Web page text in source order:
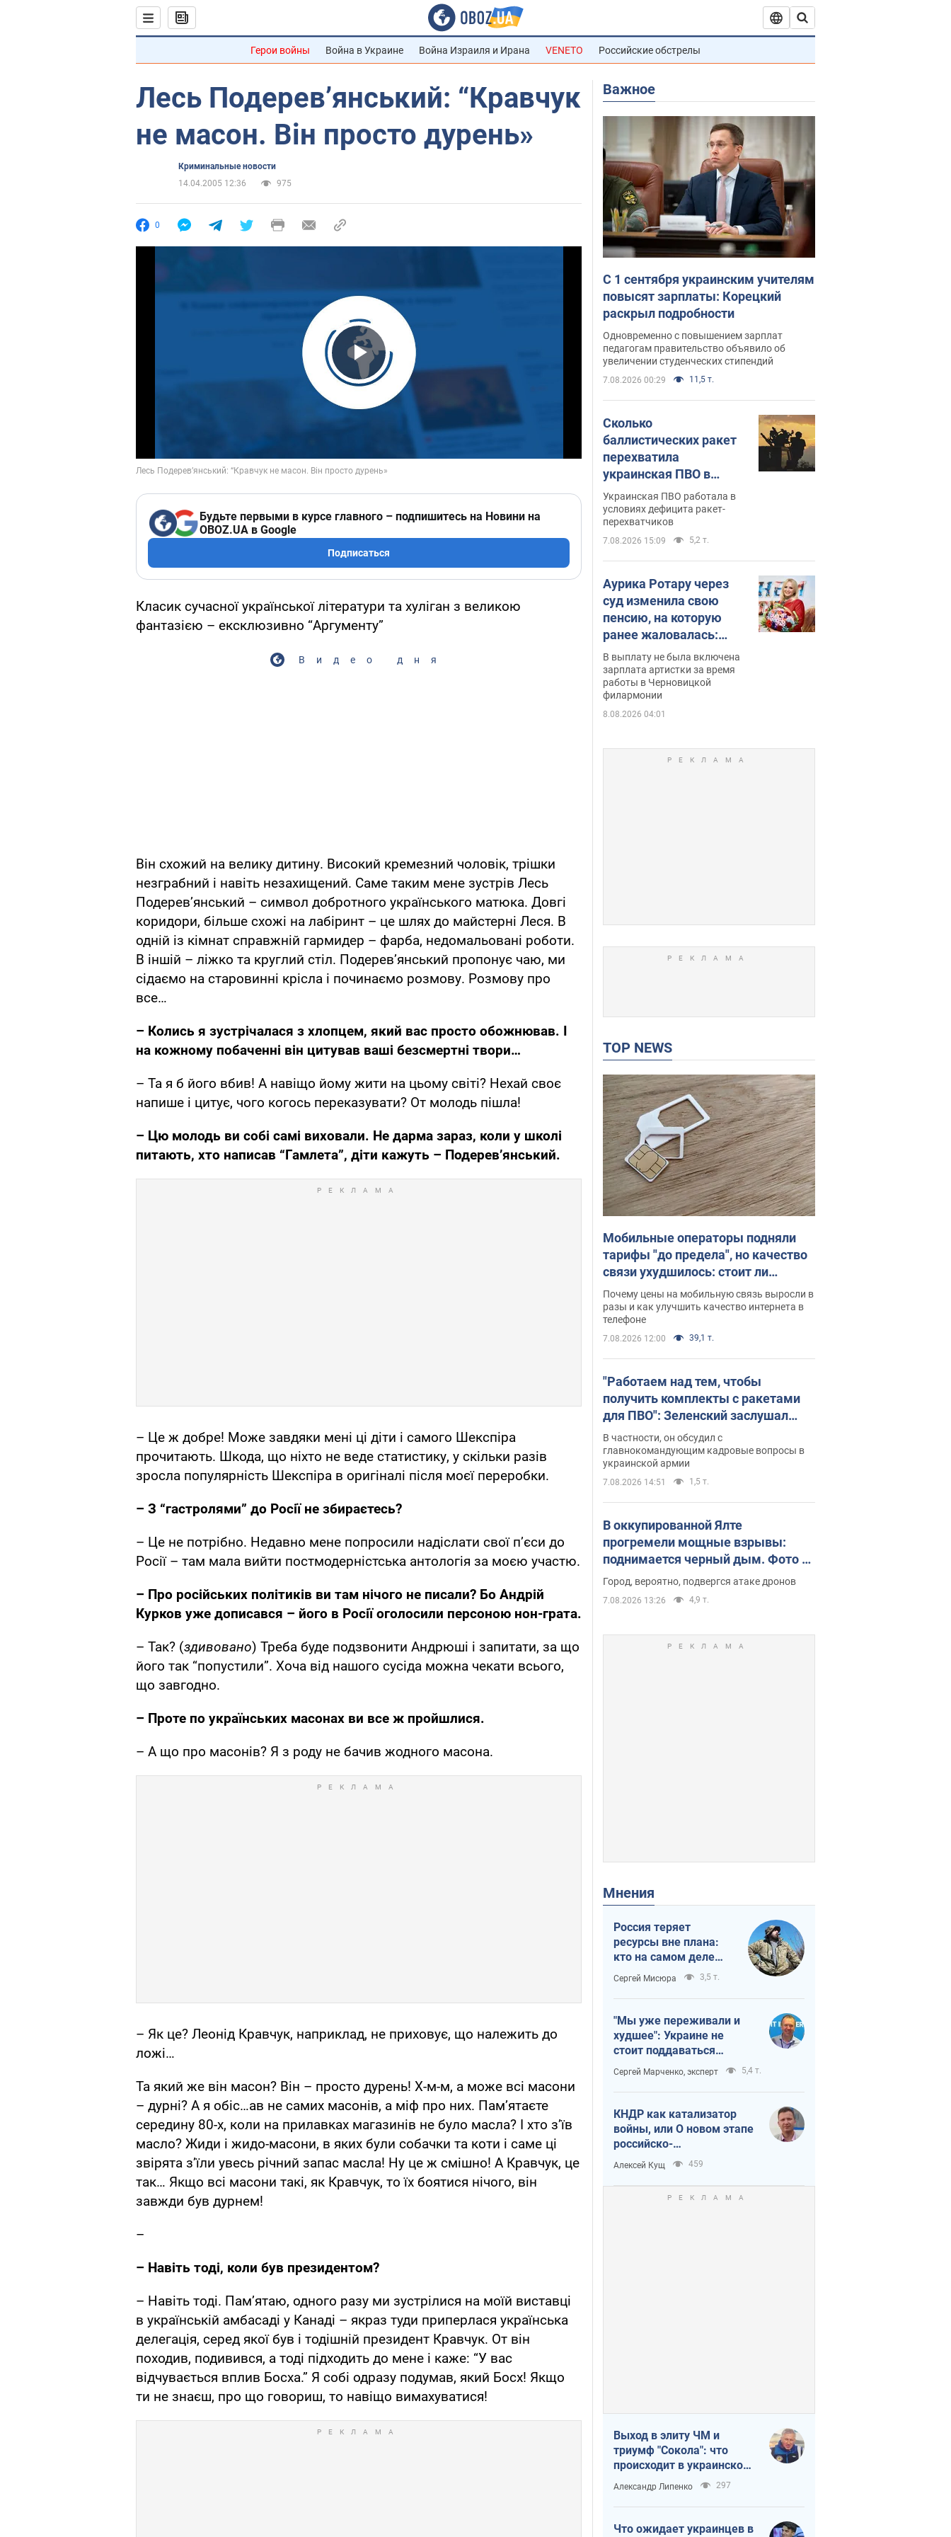
Герои войны Война в Украине Война Израиля и Ирана VENETO Российские обстрелы
Лесь Подерев’янський: “Кравчук
не масон. Він просто дурень»
Криминальные новости
14.04.2005 12:36
975
0
Play Video
Будьте первыми в курсе главного – подпишитесь на Новини на
OBOZ.UA в Google
Подписаться
Класик сучасної української літератури та хуліган з великою
фантазією – ексклюзивно “Аргументу”
Видео дня
Він схожий на велику дитину. Високий кремезний чоловік, трішки
незграбний і навіть незахищений. Саме таким мене зустрів Лесь
Подерев’янський – символ добротного українського матюка. Довгі
коридори, більше схожі на лабіринт – це шлях до майстерні Леся. В
одній із кімнат справжній гармидер – фарба, недомальовані роботи.
В іншій – ліжко та круглий стіл. Подерев’янський пропонує чаю, ми
сідаємо на старовинні крісла і починаємо розмову. Розмову про
все…
– Колись я зустрічалася з хлопцем, який вас просто обожнював. І
на кожному побаченні він цитував ваші безсмертні твори…
– Та я б його вбив! А навіщо йому жити на цьому світі? Нехай своє
напише і цитує, чого когось переказувати? От молодь пішла!
– Цю молодь ви собі самі виховали. Не дарма зараз, коли у школі
питають, хто написав “Гамлета”, діти кажуть – Подерев’янський.
– Це ж добре! Може завдяки мені ці діти і самого Шекспіра
прочитають. Шкода, що ніхто не веде статистику, у скільки разів
зросла популярність Шекспіра в оригіналі після моєї переробки.
– З “гастролями” до Росії не збираєтесь?
– Це не потрібно. Недавно мене попросили надіслати свої п’єси до
Росії – там мала вийти постмодерністська антологія за моєю участю.
– Про російських політиків ви там нічого не писали? Бо Андрій
Курков уже дописався – його в Росії оголосили персоною нон-грата.
– Так? (здивовано) Треба буде подзвонити Андрюші і запитати, за що
його так “попустили”. Хоча від нашого сусіда можна чекати всього,
що завгодно.
– Проте по українських масонах ви все ж пройшлися.
– А що про масонів? Я з роду не бачив жодного масона.
– Як це? Леонід Кравчук, наприклад, не приховує, що належить до
ложі…
Та який же він масон? Він – просто дурень! Х-м-м, а може всі масони
– дурні? А я обіс…ав не самих масонів, а міф про них. Пам’ятаєте
середину 80-х, коли на прилавках магазинів не було масла? І хто з’їв
масло? Жиди і жидо-масони, в яких були собачки та коти і саме ці
звірята з’їли увесь річний запас масла! Ну це ж смішно! А Кравчук, це
так… Якщо всі масони такі, як Кравчук, то їх боятися нічого, він
завжди був дурнем!
–
– Навіть тоді, коли був президентом?
– Навіть тоді. Пам’ятаю, одного разу ми зустрілися на моїй виставці
в українській амбасаді у Канаді – якраз туди приперлася українська
делегація, серед якої був і тодішній президент Кравчук. От він
походив, подивився, а тоді підходить до мене і каже: “У вас
відчувається вплив Босха.” Я собі одразу подумав, який Босх! Якщо
ти не знаєш, про що говориш, то навіщо вимахуватися!
Важное
С 1 сентября украинским учителям
повысят зарплаты: Корецкий
раскрыл подробности
Одновременно с повышением зарплат
педагогам правительство объявило об
увеличении студенческих стипендий
7.08.2026 00:29 11,5 т.
Сколько
баллистических ракет
перехватила
украинская ПВО в
июле: в Минобороны
назвали цифру
Украинская ПВО работала в
условиях дефицита ракет-
перехватчиков
7.08.2026 15:09 5,2 т.
Аурика Ротару через
суд изменила свою
пенсию, на которую
ранее жаловалась:
сколько получала
певица
В выплату не была включена
зарплата артистки за время
работы в Черновицкой
филармонии
8.08.2026 04:01
TOP NEWS
Мобильные операторы подняли
тарифы "до предела", но качество
связи ухудшилось: стоит ли
жаловаться на цены
Почему цены на мобильную связь выросли в
разы и как улучшить качество интернета в
телефоне
7.08.2026 12:00 39,1 т.
"Работаем над тем, чтобы
получить комплекты с ракетами
для ПВО": Зеленский заслушал
доклад Драпатого и объявил о
новых мерах
В частности, он обсудил с
главнокомандующим кадровые вопросы в
украинской армии
7.08.2026 14:51 1,5 т.
В оккупированной Ялте
прогремели мощные взрывы:
поднимается черный дым. Фото и
видео
Город, вероятно, подвергся атаке дронов
7.08.2026 13:26 4,9 т.
Мнения
Россия теряет
ресурсы вне плана:
кто на самом деле
диктует темп войны
Сергей Мисюра 3,5 т.
"Мы уже переживали и
худшее": Украине не
стоит поддаваться
отчаянию из-за
ракетного террора
Сергей Марченко, эксперт 5,4 т.
КНДР как катализатор
войны, или О новом этапе
российско-
северокорейского союза
Алексей Кущ 459
Выход в элиту ЧМ и
триумф "Сокола": что
происходит в украинском
хоккее
Александр Липенко 297
Что ожидает украинцев в